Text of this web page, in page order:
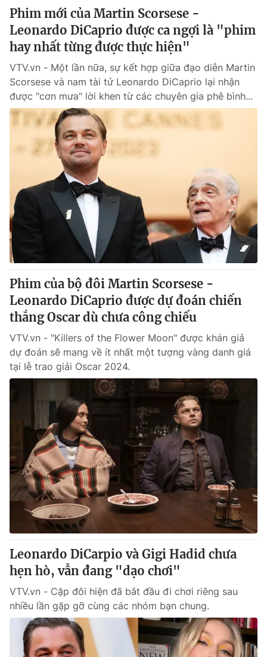
Phim mới của Martin Scorsese -
Leonardo DiCaprio được ca ngợi là "phim
hay nhất từng được thực hiện"
VTV.vn - Một lần nữa, sự kết hợp giữa đạo diễn Martin
Scorsese và nam tài tử Leonardo DiCaprio lại nhận
được "cơn mưa" lời khen từ các chuyên gia phê bình...
Phim của bộ đôi Martin Scorsese -
Leonardo DiCaprio được dự đoán chiến
thắng Oscar dù chưa công chiếu
VTV.vn - "Killers of the Flower Moon" được khán giả
dự đoán sẽ mang về ít nhất một tượng vàng danh giá
tại lễ trao giải Oscar 2024.
Leonardo DiCarpio và Gigi Hadid chưa
hẹn hò, vẫn đang "dạo chơi"
VTV.vn - Cặp đôi hiện đã bắt đầu đi chơi riêng sau
nhiều lần gặp gỡ cùng các nhóm bạn chung.